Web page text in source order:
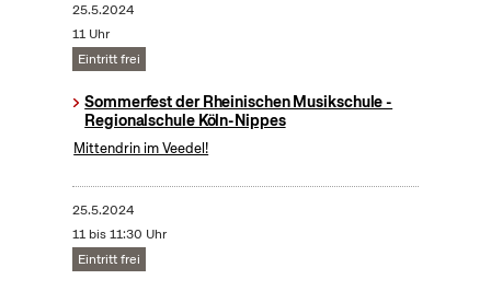
25.5.2024
11 Uhr
Eintritt frei
Sommerfest der Rheinischen Musikschule -
Regionalschule Köln-Nippes
Mittendrin im Veedel!
25.5.2024
11 bis 11:30 Uhr
Eintritt frei